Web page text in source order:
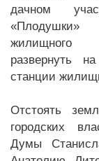
дачном
«Плодушки»
жилищного
развернуть
станции
Отстоять
городских
Думы